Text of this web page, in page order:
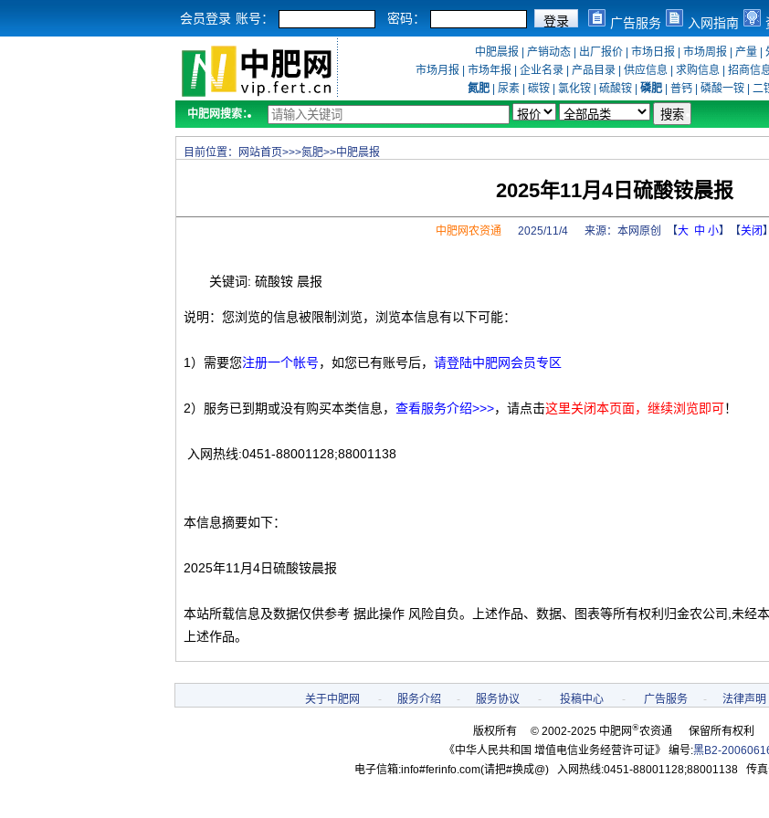
会员登录 账号： 密码： 广告服务 入网指南
中肥晨报 产销动态| 出厂报价| 市场日报 市场周报 产量|
市场月报
市场年报 企业名录 产品目录 供应信息 求购信息 招商信
氮肥
尿素 碳铵 氯化铵 硫酸铵 磷肥 普钙 磷酸一铵 二
中肥网搜索：
目前位置： 网站首页>>>氮肥>>中肥晨报
2025年11月4日硫酸铵晨报
中肥网农资通 2025/11/4 来源： 本网原创 【大 中 小】【关闭
关键词: 硫酸铵 晨报
说明：您浏览的信息被限制浏览，浏览本信息有以下可能：
1）需要您注册一个帐号，如您已有账号后， 请登陆中肥网会员专区
2）服务已到期或没有购买本类信息， 查看服务介绍>>>，请点击这里关闭本页面，继续浏览即可！
入网热线:0451-88001128;88001138
本信息摘要如下：
2025年11月4日硫酸铵晨报
本站所载信息及数据仅供参考 据此操作 风险自负。上述作品、数据、图表等所有权利归金农公司,未经
上述作品。
关于中肥网 - 服务介绍 - 服务协议 - 投稿中心 - 广告服务 - 法律声明
版权所有 © 2002-2025 中肥网®农资通 保留所有权利
《中华人民共和国 增值电信业务经营许可证》 编号:黑B2-
电子信箱:info#ferinfo.com(请把#换成@) 入网热线:0451-88001128;88001138 传